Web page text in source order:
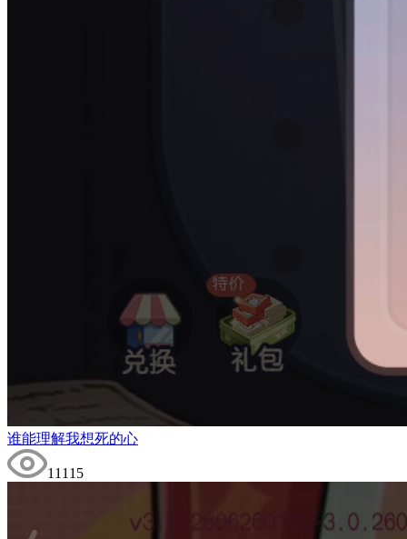
谁能理解我想死的心
11115